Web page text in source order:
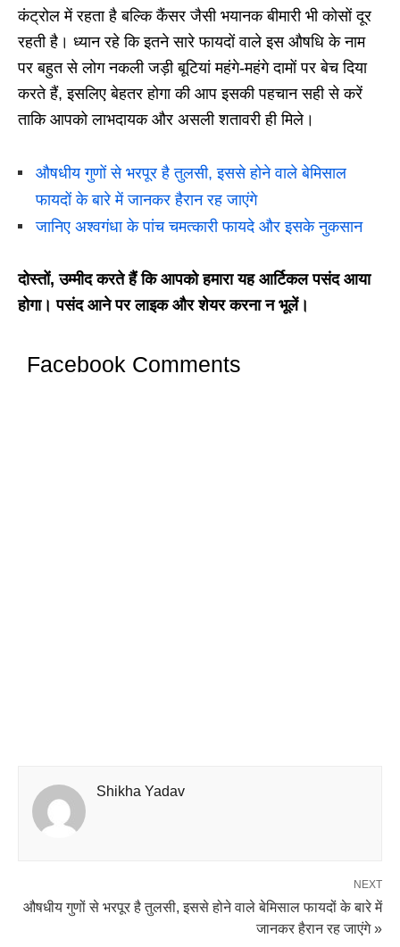
कंट्रोल में रहता है बल्कि कैंसर जैसी भयानक बीमारी भी कोसों दूर
रहती है। ध्यान रहे कि इतने सारे फायदों वाले इस औषधि के नाम
पर बहुत से लोग नकली जड़ी बूटियां महंगे-महंगे दामों पर बेच दिया
करते हैं, इसलिए बेहतर होगा की आप इसकी पहचान सही से करें
ताकि आपको लाभदायक और असली शतावरी ही मिले।
औषधीय गुणों से भरपूर है तुलसी, इससे होने वाले बेमिसाल
फायदों के बारे में जानकर हैरान रह जाएंगे
जानिए अश्वगंधा के पांच चमत्कारी फायदे और इसके नुकसान
दोस्तों, उम्मीद करते हैं कि आपको हमारा यह आर्टिकल पसंद आया
होगा। पसंद आने पर लाइक और शेयर करना न भूलें।
Facebook Comments
Shikha Yadav
NEXT
औषधीय गुणों से भरपूर है तुलसी, इससे होने वाले बेमिसाल फायदों के बारे में
जानकर हैरान रह जाएंगे »